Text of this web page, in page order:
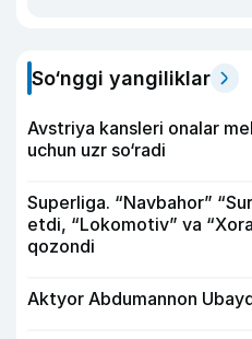
So‘nggi yangiliklar
Avstriya kansleri onalar
uchun uzr so‘radi
Superliga. “Navbahor”
etdi, “Lokomotiv” va
qozondi
Aktyor Abdu­mannon